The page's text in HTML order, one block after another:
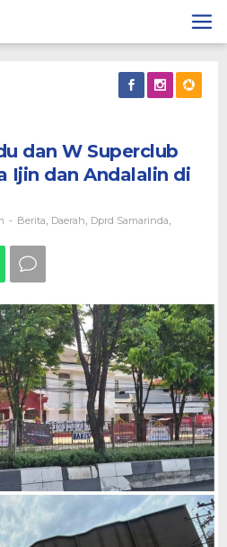
dan W Superclub
Ijin dan Andalalin di
- Berita Daerah Dprd Samarinda